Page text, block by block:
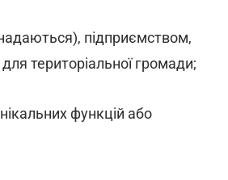
підприємством,
територіальної громади;
функцій або